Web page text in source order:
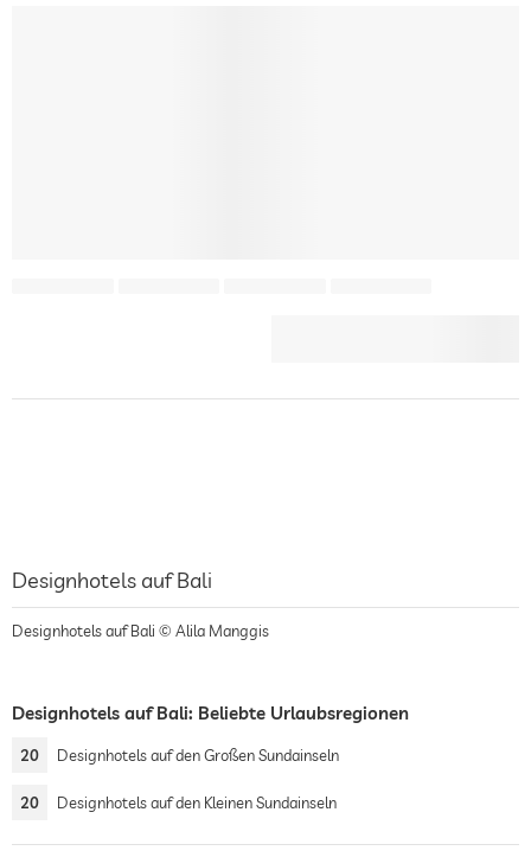
Designhotels auf Bali
Designhotels auf Bali © Alila Manggis
Designhotels auf Bali: Beliebte Urlaubsregionen
20 Designhotels auf den Großen Sundainseln
20 Designhotels auf den Kleinen Sundainseln